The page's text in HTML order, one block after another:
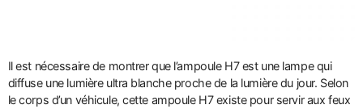
Il est nécessaire de montrer que l’ampoule H7 est une lampe qui
diffuse une lumière ultra blanche proche de la lumière du jour. Selon
le corps d’un véhicule, cette ampoule H7 existe pour servir aux feux